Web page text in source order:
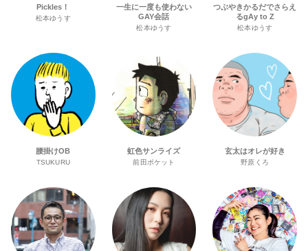
Pickles！
松本ゆうす
一生に一度も使わない
GAY会話
松本ゆうす
つぶやきかるだでさらえ
るgAy to Z
松本ゆうす
腰掛けOB
TSUKURU
虹色サンライズ
前田ポケット
玄太はオレが好き
野原くろ